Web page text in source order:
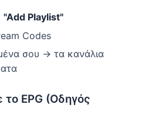
"Add Playlist"
Codes
σου → τα κανάλια
EPG (Οδηγός